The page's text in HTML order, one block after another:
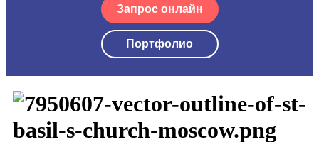
Запрос онлайн
Портфолио